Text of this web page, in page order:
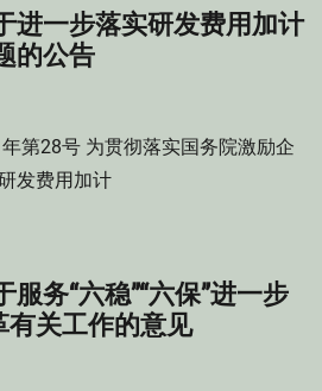
进一步落实研发费用加计
的公告
第28号 为贯彻落实国务院激励企
发费用加计
务“六稳”“六保”进一步
有关工作的意见